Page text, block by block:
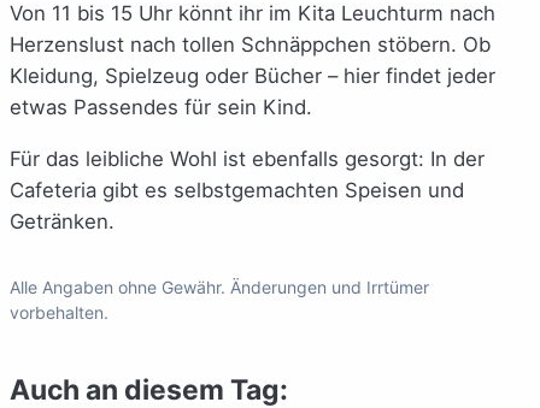
Von 11 bis 15 Uhr könnt ihr im Kita Leuchturm nach
Herzenslust nach tollen Schnäppchen stöbern. Ob
Kleidung, Spielzeug oder Bücher – hier findet jeder
etwas Passendes für sein Kind.
Für das leibliche Wohl ist ebenfalls gesorgt: In der
Cafeteria gibt es selbstgemachten Speisen und
Getränken.
Alle Angaben ohne Gewähr. Änderungen und Irrtümer
vorbehalten.
Auch an diesem Tag: